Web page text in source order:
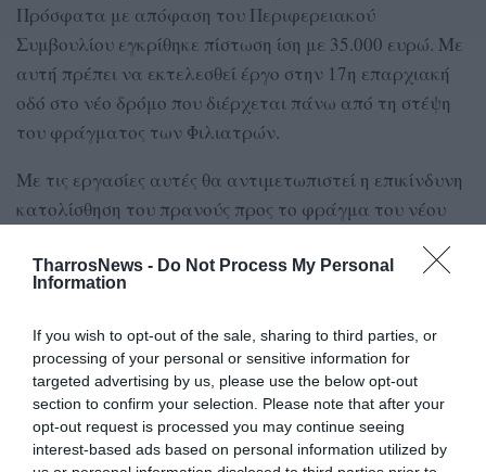
TharrosNews - Do Not Process My Personal
Information
If you wish to opt-out of the sale, sharing to third parties, or
processing of your personal or sensitive information for
targeted advertising by us, please use the below opt-out
section to confirm your selection. Please note that after your
opt-out request is processed you may continue seeing
interest-based ads based on personal information utilized by
Πρόσφατα με απόφαση του Περιφερειακού
Συμβουλίου εγκρίθηκε πίστωση ίση με 35.000 ευρώ. Με
αυτή πρέπει να εκτελεσθεί έργο στην 17η επαρχιακή
οδό στο νέο δρόμο που διέρχεται πάνω από τη στέψη
του φράγματος των Φιλιατρών.
Με τις εργασίες αυτές θα αντιμετωπιστεί η επικίνδυνη
κατολίσθηση του πρανούς προς το φράγμα του νέου
Συνεπώς ο λόγος για την παράταση του συνολικού
εργασιών της πρώτης Συμπληρωματικής Σύμβασης.
Της Βίκυς Βετουλάκη